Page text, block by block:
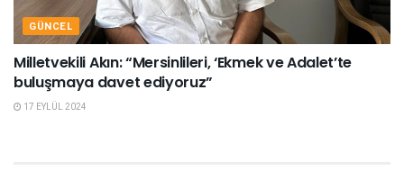
GÜNCEL
Milletvekili Akın: “Mersinlileri, ‘Ekmek ve Adalet’te
buluşmaya davet ediyoruz”
17 EYLÜL 2024